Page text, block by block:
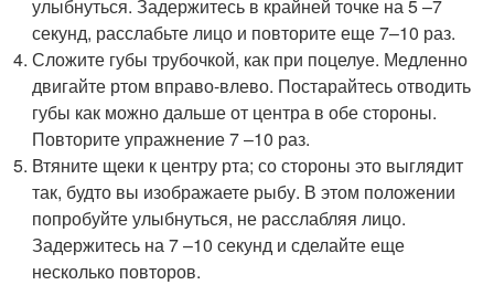
улыбнуться. Задержитесь в крайней точке на 5 –7
секунд, расслабьте лицо и повторите еще 7–10 раз.
Сложите губы трубочкой, как при поцелуе. Медленно
двигайте ртом вправо-влево. Постарайтесь отводить
губы как можно дальше от центра в обе стороны.
Повторите упражнение 7 –10 раз.
Втяните щеки к центру рта; со стороны это выглядит
так, будто вы изображаете рыбу. В этом положении
попробуйте улыбнуться, не расслабляя лицо.
Задержитесь на 7 –10 секунд и сделайте еще
несколько повторов.